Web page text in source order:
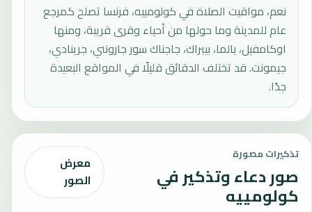
نعم، مواقيت الصلاة في كولومييه، فرنسا تصلح كمرجع
عام للمدينة وما حولها من أحياء وقرى قريبة، ومنها
اوكامفيل، بالما، بيبراك، جاجناك سور جارونني، جرينادي،
جيمونت. قد تختلف الدقائق قليلًا في المواقع البعيدة
جدًا.
تذكيرات مصورة
صور دعاء وتذكير في
كولومييه
معرض
الصور